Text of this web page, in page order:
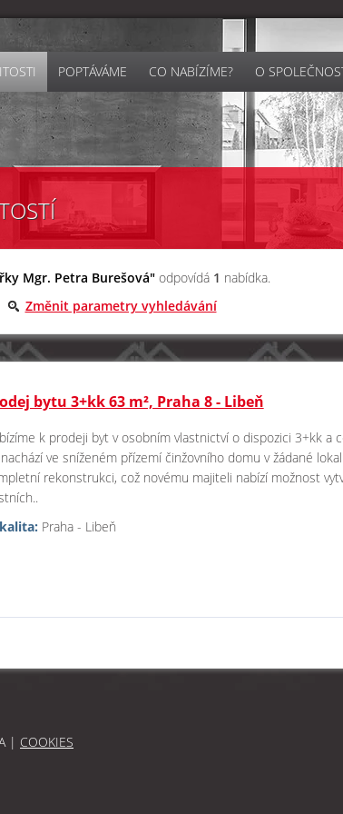
POPTÁVÁME CO NABÍZÍME? O
Mgr. Petra Burešová" odpovídá 1 nabídka.
Změnit parametry vyhledávání
bytu 3+kk 63 m², Praha 8 - Libeň
k prodeji byt v osobním vlastnictví o dispozici 3+kk a
ve sníženém přízemí činžovního domu v žádané
rekonstrukci, což novému majiteli nabízí možnost
Praha - Libeň
| COOKIES